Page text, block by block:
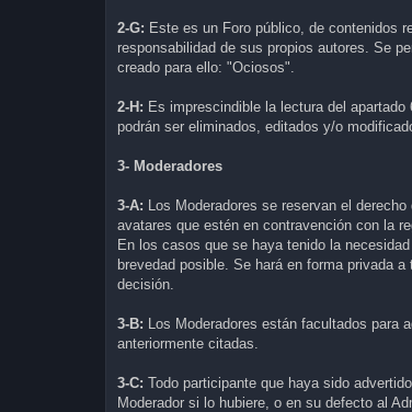
2-G: Este es un Foro público, de contenidos
responsabilidad de sus propios autores. Se
creado para ello: "Ociosos".
2-H: Es imprescindible la lectura del
podrán ser eliminados, editados y/o
3- Moderadores
3-A: Los Moderadores se reservan el
avatares que estén en contravención con la
En los casos que se haya tenido la
brevedad posible. Se hará en forma privada
decisión.
3-B: Los Moderadores están facultados para
anteriormente citadas.
3-C: Todo participante que haya sido
Moderador si lo hubiere, o en su defecto al